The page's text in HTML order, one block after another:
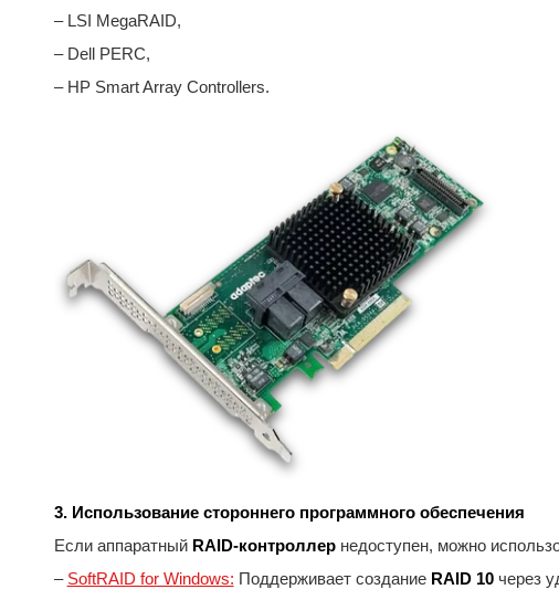
– LSI MegaRAID,
– Dell PERC,
– HP Smart Array Controllers.
3. Использование стороннего программного обеспечения
Если аппаратный RAID-контроллернедоступен, можно
– SoftRAID for Windows: Поддерживает создание RAID 10через